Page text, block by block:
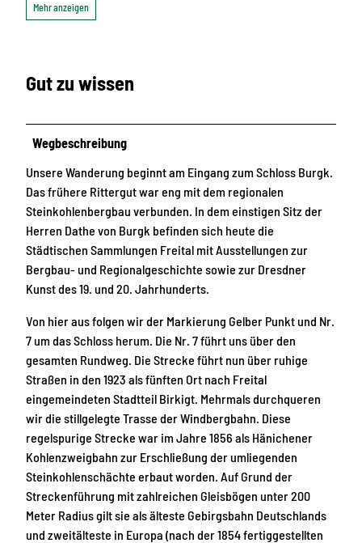
Mehr anzeigen
Gut zu wissen
Wegbeschreibung
Unsere Wanderung beginnt am Eingang zum Schloss Burgk.
Das frühere Rittergut war eng mit dem regionalen
Steinkohlenbergbau verbunden. In dem einstigen Sitz der
Herren Dathe von Burgk befinden sich heute die
Städtischen Sammlungen Freital mit Ausstellungen zur
Bergbau- und Regionalgeschichte sowie zur Dresdner
Kunst des 19. und 20. Jahrhunderts.
Von hier aus folgen wir der Markierung Gelber Punkt und Nr.
7 um das Schloss herum. Die Nr. 7 führt uns über den
gesamten Rundweg. Die Strecke führt nun über ruhige
Straßen in den 1923 als fünften Ort nach Freital
eingemeindeten Stadtteil Birkigt. Mehrmals durchqueren
wir die stillgelegte Trasse der Windbergbahn. Diese
regelspurige Strecke war im Jahre 1856 als Hänichener
Kohlenzweigbahn zur Erschließung der umliegenden
Steinkohlenschächte erbaut worden. Auf Grund der
Streckenführung mit zahlreichen Gleisbögen unter 200
Meter Radius gilt sie als älteste Gebirgsbahn Deutschlands
und zweitälteste in Europa (nach der 1854 fertiggestellten